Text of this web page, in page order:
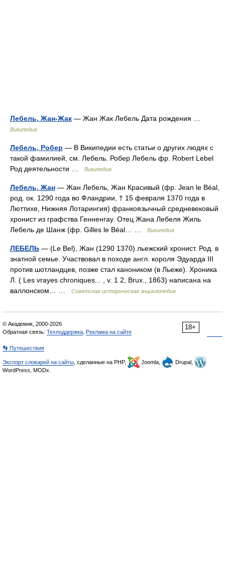
Лебель, Жан-Жак — Жан Жак Лебель Дата рождения …
Википедия
Лебель, Робер — В Википедии есть статьи о других людях с
такой фамилией, см. Лебель. Робер Лебель фр. Robert Lebel
Род деятельности …
Википедия
Лебель, Жан — Жан Лебель, Жан Красивый (фр. Jean le Béal,
род. ок. 1290 года во Фландрии, † 15 февраля 1370 года в
Люттихе, Нижняя Лотарингия) франкоязычный средневековый
хронист из графства Генненгау. Отец Жана Лебеля Жиль
Лебель де Шанж (фр. Gilles le Béal… …
Википедия
ЛЕБЕЛЬ — (Le Bel), Жан (1290 1370) льежский хронист. Род. в
знатной семье. Участвовал в походе англ. короля Эдуарда III
против шотландцев, позже стал каноником (в Льеже). Хроника
Л. ( Les vrayes chroniques... , v. 1 2, Brux., 1863) написана на
валлонском… …
Советская историческая энциклопедия
18+
© Академик, 2000-2026
Обратная связь: Техподдержка Реклама на сайте
👣 Путешествия
Экспорт словарей на сайты , сделанные на PHP, Joomla,
Drupal,
WordPress, MODx.